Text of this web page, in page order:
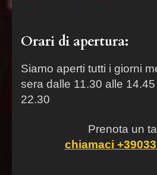
Orari di apertura:
Siamo aperti tutti i giorni
sera dalle 11.30 alle
22.30
Prenota un
chiamaci